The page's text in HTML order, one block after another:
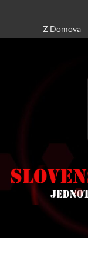
content
Z Domova